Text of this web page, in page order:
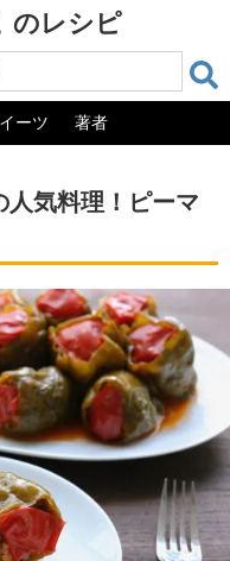
のレシピ
ーツ 著者
人気料理！ピーマ